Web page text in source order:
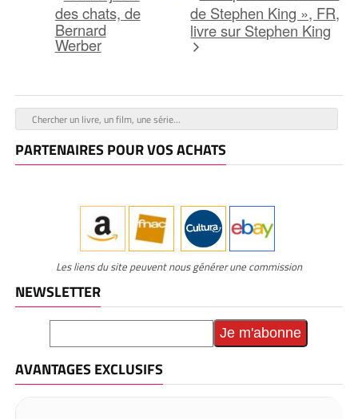
des chats, de
Bernard
Werber
de Stephen King », FR,
livre sur Stephen King
PARTENAIRES POUR VOS ACHATS
Les liens du site peuvent nous générer une commission
NEWSLETTER
AVANTAGES EXCLUSIFS